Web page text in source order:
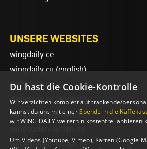
UNSERE WEBSITES
wingdaily.de
wingdaily.eu(english)
dailydose.de
dailydose.eu (english)
wingsurfen-lernen.de
wellenreiten-lernen.de
Du hast die Cookie-Kontrolle
Wir verzichten komplett auf trackende/
kannst du uns mit einerSpende in die
wir WING DAILY weiterhin kostenfrei anbieten
Um Videos (Youtube, Vimeo), Karten (Google